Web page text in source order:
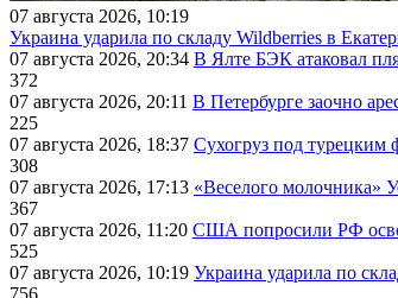
07 августа 2026, 10:19
Украина ударила по складу Wildberries в
07 августа 2026, 20:34 В Ялте БЭК атаковал
372
07 августа 2026, 20:11 В Петербурге заочно
225
07 августа 2026, 18:37 Сухогруз под турецким
308
07 августа 2026, 17:13 «Веселого молочника»
367
07 августа 2026, 11:20 США попросили РФ
525
07 августа 2026, 10:19 Украина ударила по
756